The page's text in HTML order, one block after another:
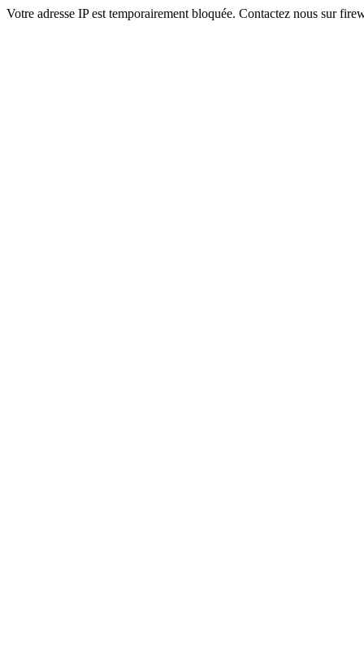
Votre adresse IP est temporairement bloquée. Contactez nous sur